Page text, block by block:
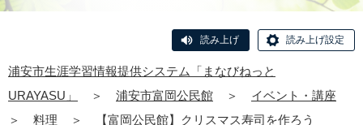
読み上げ 読み上げ設定
浦安市生涯学習情報提供システム「まなびねっと
URAYASU」
＞ 浦安市富岡公民館 ＞
イベント・講座
＞
料理 ＞ 【富岡公民館】クリスマス寿司を作ろう